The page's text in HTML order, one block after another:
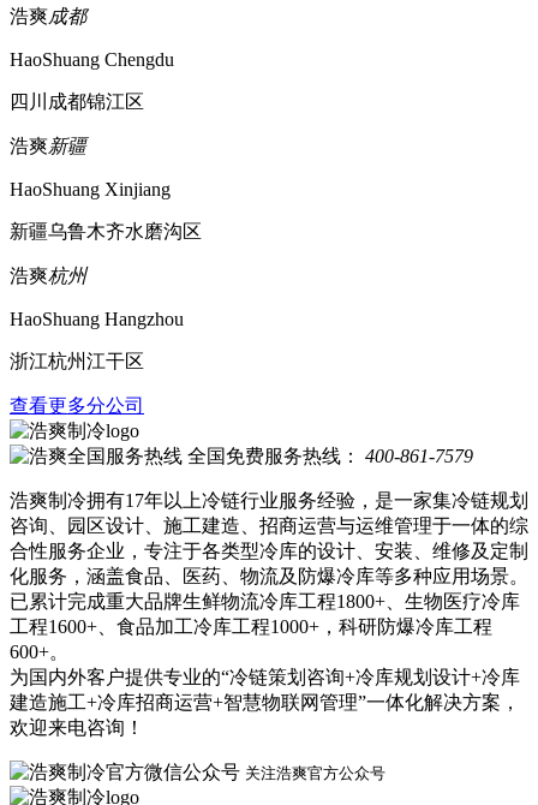
浩爽成都
HaoShuang Chengdu
四川成都锦江区
浩爽新疆
HaoShuang Xinjiang
新疆乌鲁木齐水磨沟区
浩爽杭州
HaoShuang Hangzhou
浙江杭州江干区
查看更多分公司
全国免费服务热线： 400-861-7579
浩爽制冷拥有17年以上冷链行业服务经验，是一家集冷链规划
咨询、园区设计、施工建造、招商运营与运维管理于一体的综
合性服务企业，专注于各类型冷库的设计、安装、维修及定制
化服务，涵盖食品、医药、物流及防爆冷库等多种应用场景。
已累计完成重大品牌生鲜物流冷库工程1800+、生物医疗冷库
工程1600+、食品加工冷库工程1000+，科研防爆冷库工程
600+。
为国内外客户提供专业的“冷链策划咨询+冷库规划设计+冷库
建造施工+冷库招商运营+智慧物联网管理”一体化解决方案，
欢迎来电咨询！
关注浩爽官方公众号